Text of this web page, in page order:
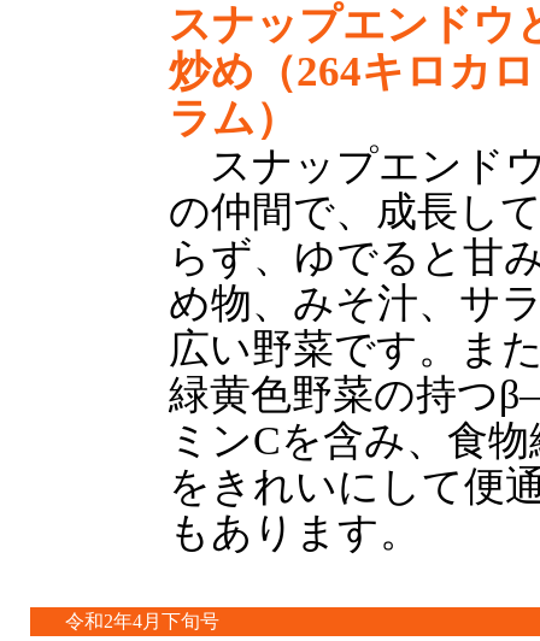
スナップエンドウ
炒め（264キロカ
ラム）
スナップエンド
の仲間で、成長し
らず、ゆでると甘
め物、みそ汁、サ
広い野菜です。ま
緑黄色野菜の持つ
ミンCを含み、食
をきれいにして便
もあります。
令和2年4月下旬号